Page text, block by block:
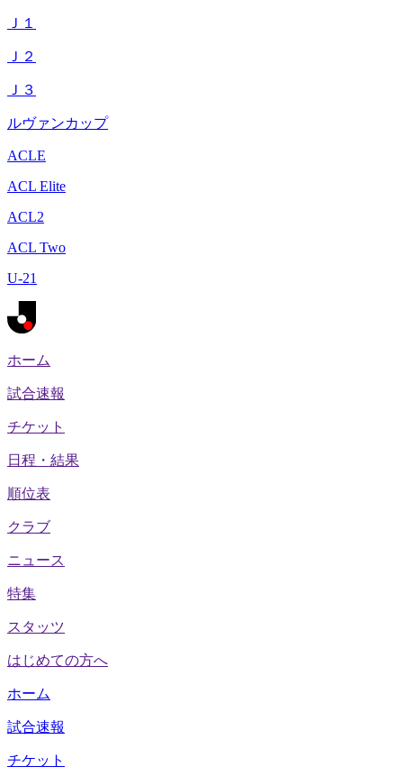
Ｊ１
Ｊ２
Ｊ３
ルヴァンカップ
ACLE
ACL Elite
ACL2
ACL Two
U-21
ホーム
試合速報
チケット
日程・結果
順位表
クラブ
ニュース
特集
スタッツ
はじめての方へ
ホーム
試合速報
チケット